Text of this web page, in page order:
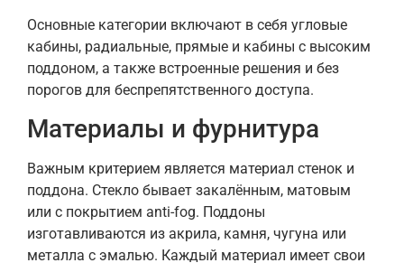
Основные категории включают в себя угловые
кабины, радиальные, прямые и кабины с высоким
поддоном, а также встроенные решения и без
порогов для беспрепятственного доступа.
Материалы и фурнитура
Важным критерием является материал стенок и
поддона. Стекло бывает закалённым, матовым
или с покрытием anti-fog. Поддоны
изготавливаются из акрила, камня, чугуна или
металла с эмалью. Каждый материал имеет свои